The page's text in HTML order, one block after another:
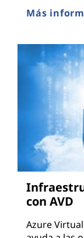
Más
con AVD
Azure